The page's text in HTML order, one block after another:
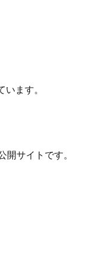
ます。
サイトです。